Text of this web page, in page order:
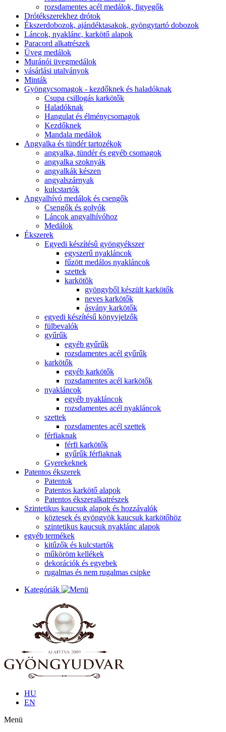
rozsdamentes acél medálok, figyegők
Drótékszerekhez drótok
Ékszerdobozok, ajándéktasakok, gyöngytartó dobozok
Láncok, nyaklánc, karkötő alapok
Paracord alkatrészek
Üveg medálok
Muránói üvegmedálok
vásárlási utalványok
Minták
Gyöngycsomagok - kezdőknek és haladóknak
Csupa csillogás karkötők
Haladóknak
Hangulat és élménycsomagok
Kezdőknek
Mandala medálok
Angyalka és tündér tartozékok
angyalka, tündér és egyéb csomagok
angyalka szoknyák
angyalkák készen
angyalszárnyak
kulcstartók
Angyalhívó medálok és csengők
Csengők és golyók
Láncok angyalhívóhoz
Medálok
Ékszerek
Egyedi készítésû gyöngyékszer
egyszerű nyakláncok
fűzött medálos nyakláncok
szettek
karkötõk
gyöngyből készült karkötők
neves karkötők
ásvány karkötők
egyedi készítésű könyvjelzők
fülbevalók
gyűrűk
egyéb gyűrűk
rozsdamentes acél gyűrűk
karkötők
egyéb karkötők
rozsdamentes acél karkötők
nyakláncok
egyéb nyakláncok
rozsdamentes acél nyakláncok
szettek
rozsdamentes acél szettek
férfiaknak
férfi karkötők
gyűrűk férfiaknak
Gyerekeknek
Patentos ékszerek
Patentok
Patentos karkötő alapok
Patentos ékszeralkatrészek
Szintetikus kaucsuk alapok és hozzávalók
köztesek és gyöngyök kaucsuk karkötőhöz
szintetikus kaucsuk nyaklánc alapok
egyéb termékek
kitűzők és kulcstartók
műköröm kellékek
dekorációk és egyebek
rugalmas és nem rugalmas csipke
Kategóriák
HU
EN
Menü